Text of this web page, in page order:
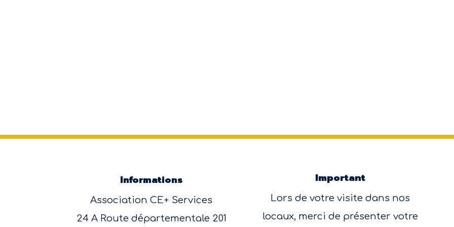
Informations
Association CE+ Services
24 A Route départementale 201
Important
Lors de votre visite dans nos
locaux, merci de présenter votre